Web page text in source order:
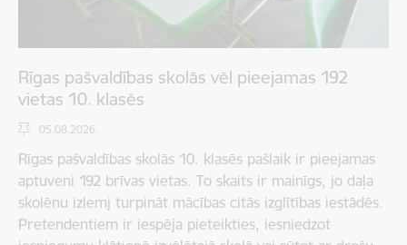
Rīgas pašvaldības skolās vēl pieejamas 192
vietas 10. klasēs
05.08.2026.
Rīgas pašvaldības skolās 10. klasēs pašlaik ir pieejamas
aptuveni 192 brīvas vietas. To skaits ir mainīgs, jo daļa
skolēnu izlemj turpināt mācības citās izglītības iestādēs.
Pretendentiem ir iespēja pieteikties, iesniedzot